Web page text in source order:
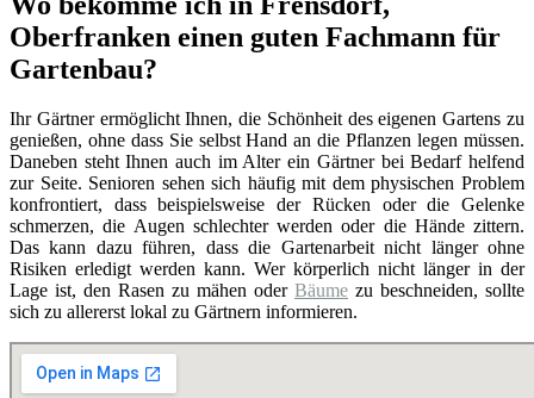
Oberfranken einen guten Fachmann für
Gartenbau?
Ihr Gärtner ermöglicht Ihnen, die Schönheit des eigenen Gartens zu
genießen, ohne dass Sie selbst Hand an die Pflanzen legen müssen.
Daneben steht Ihnen auch im Alter ein Gärtner bei Bedarf helfend
zur Seite. Senioren sehen sich häufig mit dem physischen Problem
konfrontiert, dass beispielsweise der Rücken oder die Gelenke
schmerzen, die Augen schlechter werden oder die Hände zittern.
Das kann dazu führen, dass die Gartenarbeit nicht länger ohne
Risiken erledigt werden kann. Wer körperlich nicht länger in der
Lage ist, den Rasen zu mähen oder Bäume zu beschneiden, sollte
sich zu allererst lokal zu Gärtnern informieren.